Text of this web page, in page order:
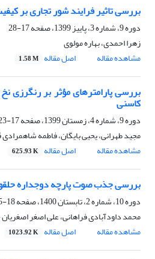
بررسی تاثیر فرایند شور تجاری بر
دوره 9، شماره 3، پاییز 1399، صفحه
17-28
زهرا احمدی، بهاره مولوی
مشاهده مقاله
اصل مقاله 1.58 M
بررسی پارامترهای مؤثر بر رنگرزی
کاسنی
دوره 9، شماره 4، زمستان 1399، صفحه
17-23
مجید طهرانی، یحیی بایگان، فاطمه
مشاهده مقاله
اصل مقاله 625.93 K
بررسی جذب صوت پارچه دوجداره
دوره 10، شماره 2، تابستان 1400، صفحه
18-25
محمد داودآبادی فراهانی، علی اصغر
مشاهده مقاله
اصل مقاله 1023.92 K